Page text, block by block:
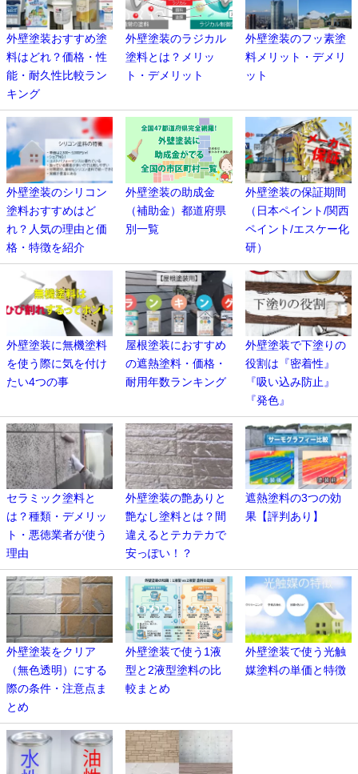
外壁塗装おすすめ塗
料はどれ？価格・性
能・耐久性比較ラン
キング
外壁塗装のラジカル
塗料とは？メリッ
ト・デメリット
外壁塗装のフッ素塗
料メリット・デメリ
ット
外壁塗装のシリコン
塗料おすすめはど
れ？人気の理由と価
格・特徴を紹介
外壁塗装の助成金
（補助金）都道府県
別一覧
外壁塗装の保証期間
（日本ペイント/関西
ペイント/エスケー化
研）
外壁塗装に無機塗料
を使う際に気を付け
たい4つの事
屋根塗装におすすめ
の遮熱塗料・価格・
耐用年数ランキング
外壁塗装で下塗りの
役割は『密着性』
『吸い込み防止』
『発色』
セラミック塗料と
は？種類・デメリッ
ト・悪徳業者が使う
理由
外壁塗装の艶ありと
艶なし塗料とは？間
違えるとテカテカで
安っぽい！？
遮熱塗料の3つの効
果【評判あり】
外壁塗装をクリア
（無色透明）にする
際の条件・注意点ま
とめ
外壁塗装で使う1液
型と2液型塗料の比
較まとめ
外壁塗装で使う光触
媒塗料の単価と特徴